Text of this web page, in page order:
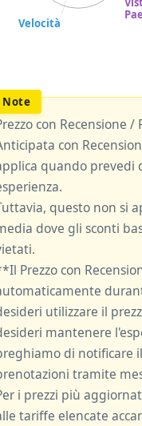
con Recensione
con
quando prevedi
questo non si
dove gli sconti
Prezzo con
utilizzare il
mantenere
di notificare
tramite
i prezzi più
tariffe elencate